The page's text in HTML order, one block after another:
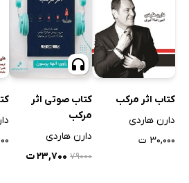
کتاب اثر مرکب
دارن هاردی
۳۰,۰۰۰ ت
کتاب صوتی اثر
مرکب
دارن هاردی
۷۹۰۰۰ ۲۳,۷۰۰ ت